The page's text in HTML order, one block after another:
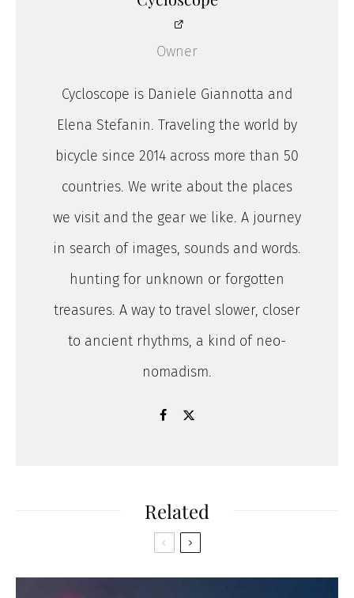
Owner
Cycloscope is Daniele Giannotta and
Elena Stefanin. Traveling the world by
bicycle since 2014 across more than 50
countries. We write about the places
we visit and the gear we like. A journey
in search of images, sounds and words.
hunting for unknown or forgotten
treasures. A way to travel slower, closer
to ancient rhythms, a kind of neo-
nomadism.
Related